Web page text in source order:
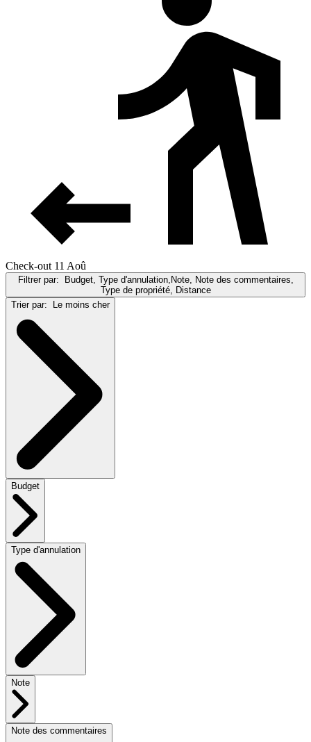
Check-out 11 Aoû
Filtrer par:
Budget, Type d'annulation,Note, Note des commentaires,
Type de propriété, Distance
Trier par:
Le moins cher
Budget
Type d'annulation
Note
Note des commentaires